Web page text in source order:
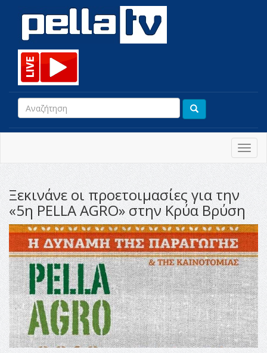
Ξεκινάνε οι προετοιμασίες για την
«5η PELLA AGRO» στην Κρύα Βρύση